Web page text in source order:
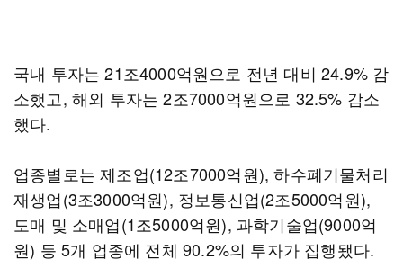
국내 투자는 21조4000억원으로 전년 대비 24.9% 감
소했고, 해외 투자는 2조7000억원으로 32.5% 감소
했다.
업종별로는 제조업(12조7000억원), 하수폐기물처리
재생업(3조3000억원), 정보통신업(2조5000억원),
도매 및 소매업(1조5000억원), 과학기술업(9000억
원) 등 5개 업종에 전체 90.2%의 투자가 집행됐다.